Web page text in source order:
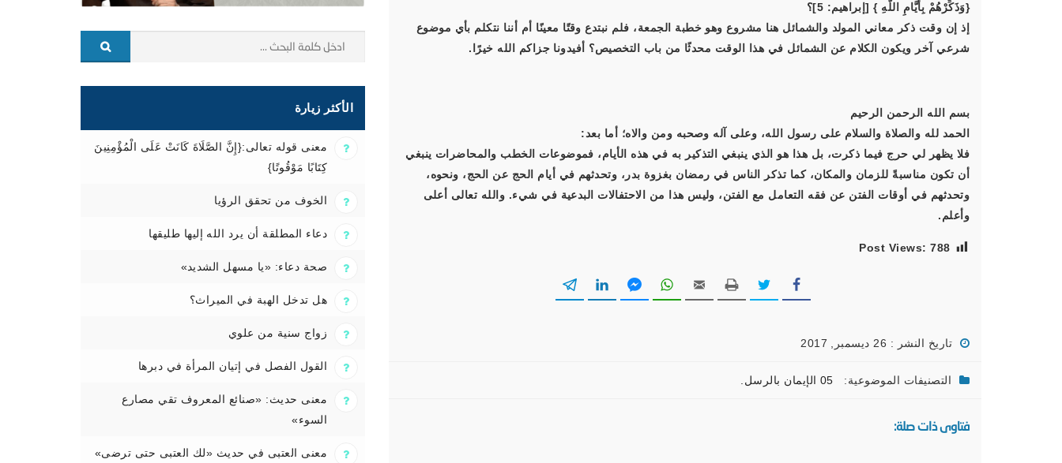
{وَذَكِّرْهُمْ بِأَيَّامِ اللَّهِ } [إبراهيم: 5]؟
إذ إن وقت ذكر معاني المولد والشمائل هنا مشروع وهو خطبة الجمعة، فلم نبتدع وقتًا معينًا أم أننا نتكلم بأي موضوع
شرعي آخر ويكون الكلام عن الشمائل في هذا الوقت محدثًا من باب التخصيص؟ أفيدونا جزاكم الله خيرًا.
بسم الله الرحمن الرحيم
الحمد لله والصلاة والسلام على رسول الله، وعلى آله وصحبه ومن والاه؛ أما بعد:
فلا يظهر لي حرج فيما ذكرت، بل هذا هو الذي ينبغي التذكير به في هذه الأيام، فموضوعات الخطب والمحاضرات ينبغي
أن تكون مناسبةً للزمان والمكان، كما تذكر الناس في رمضان بغزوة بدر، وتحدثهم في أيام الحج عن الحج، ونحوه،
وتحدثهم في أوقات الفتن عن فقه التعامل مع الفتن، وليس هذا من الاحتفالات البدعية في شيء. والله تعالى أعلى
وأعلم.
Post Views: 788
تاريخ النشر : 26 ديسمبر, 2017
التصنيفات الموضوعية: 05 الإيمان بالرسل.
فتاوى ذات صلة:
الأكثر زيارة
معنى قوله تعالى:{إِنَّ الصَّلَاةَ كَانَتْ عَلَى الْمُؤْمِنِينَ
كِتَابًا مَوْقُوتًا}
الخوف من تحقق الرؤيا
دعاء المطلقة أن يرد الله إليها طليقها
صحة دعاء: «يا مسهل الشديد»
هل تدخل الهبة في الميراث؟
زواج سنية من علوي
القول الفصل في إتيان المرأة في دبرها
معنى حديث: «صنائع المعروف تقي مصارع
السوء»
معنى العتبى في حديث «لك العتبى حتى ترضى»